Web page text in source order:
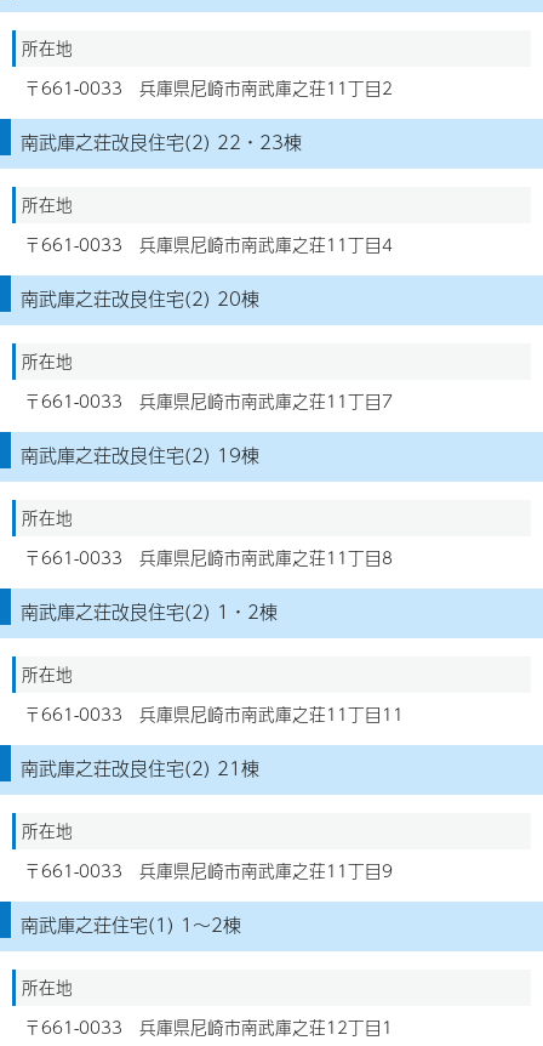
所在地
〒661-0033 兵庫県尼崎市南武庫之荘11丁目2
南武庫之荘改良住宅(2) 22・23棟
所在地
〒661-0033 兵庫県尼崎市南武庫之荘11丁目4
南武庫之荘改良住宅(2) 20棟
所在地
〒661-0033 兵庫県尼崎市南武庫之荘11丁目7
南武庫之荘改良住宅(2) 19棟
所在地
〒661-0033 兵庫県尼崎市南武庫之荘11丁目8
南武庫之荘改良住宅(2) 1・2棟
所在地
〒661-0033 兵庫県尼崎市南武庫之荘11丁目11
南武庫之荘改良住宅(2) 21棟
所在地
〒661-0033 兵庫県尼崎市南武庫之荘11丁目9
南武庫之荘住宅(1) 1～2棟
所在地
〒661-0033 兵庫県尼崎市南武庫之荘12丁目1